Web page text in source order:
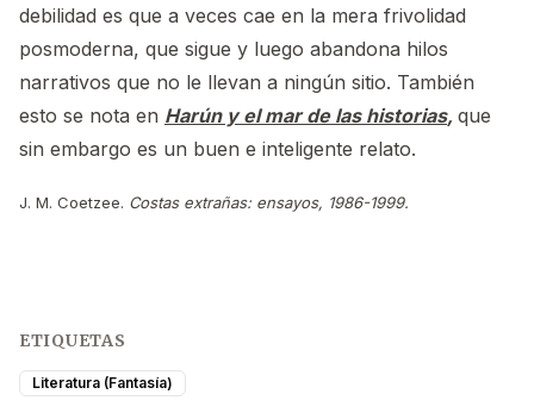
debilidad es que a veces cae en la mera frivolidad
posmoderna, que sigue y luego abandona hilos
narrativos que no le llevan a ningún sitio. También
esto se nota en Harún y el mar de las historias, que
sin embargo es un buen e inteligente relato.
J. M. Coetzee. Costas extrañas: ensayos, 1986-1999.
ETIQUETAS
Literatura (Fantasía)